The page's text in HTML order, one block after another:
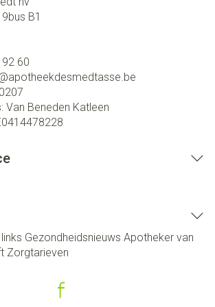
B1
60
apotheekdesmedtasse.be
Van Beneden Katleen
Gezondheidsnieuws Apotheker van
Zorgtarieven